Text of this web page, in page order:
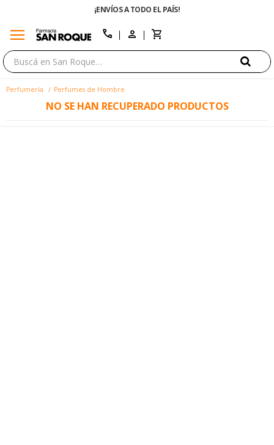
¡ENVÍOS A TODO EL PAÍS!
menu call
Perfumería Perfumes de Hombre
NO SE HAN RECUPERADO PRODUCTOS
close